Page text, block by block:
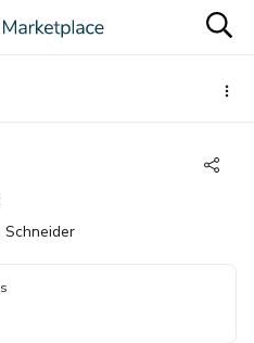
Schneider